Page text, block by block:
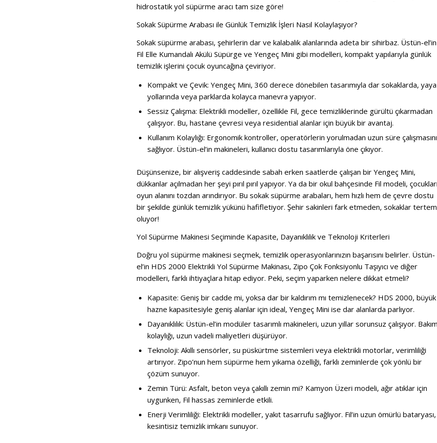
hidrostatik yol süpürme aracı tam size göre!
Sokak Süpürme Arabası ile Günlük Temizlik İşleri Nasıl Kolaylaşıyor?
Sokak süpürme arabası, şehirlerin dar ve kalabalık alanlarında adeta bir sihirbaz. Üstün-el’in
Fil Elle Kumandalı Akülü Süpürge ve Yengeç Mini gibi modelleri, kompakt yapılarıyla günlük
temizlik işlerini çocuk oyuncağına çeviriyor.
Kompakt ve Çevik: Yengeç Mini, 360 derece dönebilen tasarımıyla dar sokaklarda, yaya
yollarında veya parklarda kolayca manevra yapıyor.
Sessiz Çalışma: Elektrikli modeller, özellikle Fil, gece temizliklerinde gürültü çıkarmadan
çalışıyor. Bu, hastane çevresi veya residential alanlar için büyük bir avantaj.
Kullanım Kolaylığı: Ergonomik kontroller, operatörlerin yorulmadan uzun süre çalışmasını
sağlıyor. Üstün-el’in makineleri, kullanıcı dostu tasarımlarıyla öne çıkıyor.
Düşünsenize, bir alışveriş caddesinde sabah erken saatlerde çalışan bir Yengeç Mini,
dükkanlar açılmadan her şeyi pırıl pırıl yapıyor. Ya da bir okul bahçesinde Fil modeli,
oyun alanını tozdan arındırıyor. Bu sokak süpürme arabaları, hem hızlı hem de çevre dostu
bir şekilde günlük temizlik yükünü hafifletiyor. Şehir sakinleri fark etmeden, sokaklar
oluyor!
Yol Süpürme Makinesi Seçiminde Kapasite, Dayanıklılık ve Teknoloji Kriterleri
Doğru yol süpürme makinesi seçmek, temizlik operasyonlarınızın başarısını belirler. Üstün-
el’in HDS 2000 Elektrikli Yol Süpürme Makinası, Zipo Çok Fonksiyonlu Taşıyıcı ve diğer
modelleri, farklı ihtiyaçlara hitap ediyor. Peki, seçim yaparken nelere dikkat etmeli?
Kapasite: Geniş bir cadde mi, yoksa dar bir kaldırım mı temizlenecek? HDS 2000, büyük
hazne kapasitesiyle geniş alanlar için ideal, Yengeç Mini ise dar alanlarda parlıyor.
Dayanıklılık: Üstün-el’in modüler tasarımlı makineleri, uzun yıllar sorunsuz çalışıyor. Bakım
kolaylığı, uzun vadeli maliyetleri düşürüyor.
Teknoloji: Akıllı sensörler, su püskürtme sistemleri veya elektrikli motorlar, verimliliği
artırıyor. Zipo’nun hem süpürme hem yıkama özelliği, farklı zeminlerde çok yönlü bir
çözüm sunuyor.
Zemin Türü: Asfalt, beton veya çakıllı zemin mi? Kamyon Üzeri modeli, ağır atıklar için
uygunken, Fil hassas zeminlerde etkili.
Enerji Verimliliği: Elektrikli modeller, yakıt tasarrufu sağlıyor. Fil’in uzun ömürlü bataryası,
kesintisiz temizlik imkanı sunuyor.